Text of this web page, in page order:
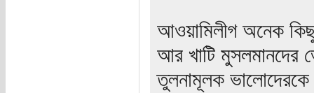
আওয়ামিলীগ অনেক
আর খাটি মুসলমানদের
তুলনামূলক ভালোদেরকে